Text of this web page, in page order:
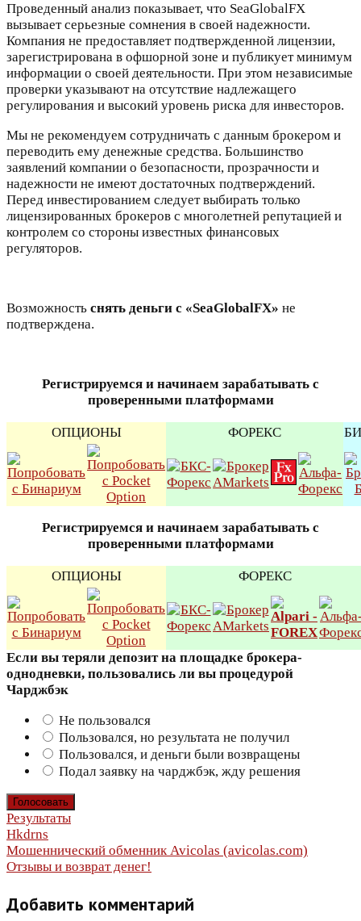
Проведенный анализ показывает, что SeaGlobalFX
вызывает серьезные сомнения в своей надежности.
Компания не предоставляет подтвержденной лицензии,
зарегистрирована в офшорной зоне и публикует минимум
информации о своей деятельности. При этом независимые
проверки указывают на отсутствие надлежащего
регулирования и высокий уровень риска для инвесторов.
Мы не рекомендуем сотрудничать с данным брокером и
переводить ему денежные средства. Большинство
заявлений компании о безопасности, прозрачности и
надежности не имеют достаточных подтверждений.
Перед инвестированием следует выбирать только
лицензированных брокеров с многолетней репутацией и
контролем со стороны известных финансовых
регуляторов.
Возможность снять деньги с «SeaGlobalFX» не
подтверждена.
Регистрируемся и начинаем зарабатывать с
проверенными платформами
ОПЦИОНЫ ФОРЕКС
Регистрируемся и начинаем зарабатывать с
проверенными платформами
ОПЦИОНЫ ФОРЕКС
Если вы теряли депозит на площадке брокера-
однодневки, пользовались ли вы процедурой
Чарджбэк
Не пользовался
Пользовался, но результата не получил
Пользовался, и деньги были возвращены
Подал заявку на чарджбэк, жду решения
Результаты
Навигация
по
записям
Hkdrns
Мошеннический обменник Avicolas (avicolas.com)
Отзывы и возврат денег!
Добавить комментарий